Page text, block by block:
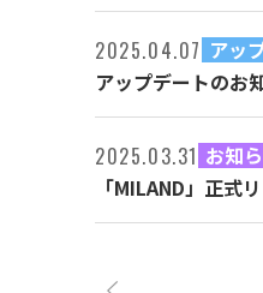
2025.04.07 アッ
アップデートのお
2025.03.31 お知
「MILAND」正式